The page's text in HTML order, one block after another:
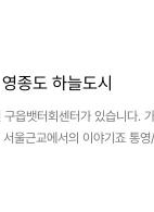
종도 하늘도시
읍뱃터회센터가 있습니다.
울근교에서의 이야기죠 통